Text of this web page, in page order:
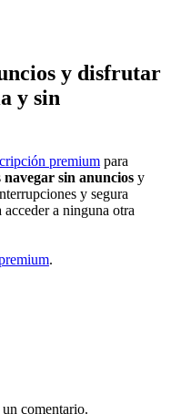
y disfrutar
y sin
premium para
navegar sin anuncios y
y segura
acceder a ninguna otra
.
comentario.